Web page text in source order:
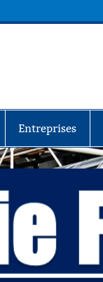
Entreprises